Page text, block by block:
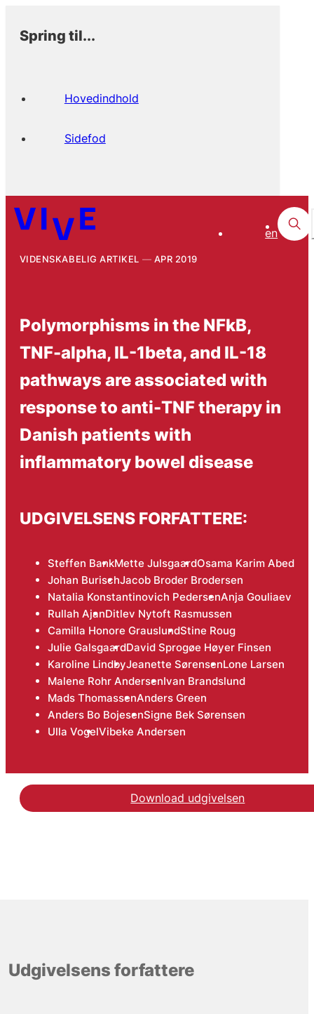
Spring til...
Hovedindhold
Sidefod
en
VIDENSKABELIG ARTIKEL APR 2019
Polymorphisms in the NFkB,
TNF-alpha, IL-1beta, and IL-18
pathways are associated with
response to anti-TNF therapy in
Danish patients with
inflammatory bowel disease
UDGIVELSENS FORFATTERE:
Steffen BankMette JulsgaardOsama Karim Abed
Johan BurischJacob Broder Brodersen
Natalia Konstantinovich PedersenAnja Gouliaev
Rullah AjanDitlev Nytoft Rasmussen
Camilla Honore GrauslundStine Roug
Julie GalsgaardDavid Sprogøe Høyer Finsen
Karoline LindbyJeanette SørensenLone Larsen
Malene Rohr AndersenIvan Brandslund
Mads ThomassenAnders Green
Anders Bo BojesenSigne Bek Sørensen
Ulla VogelVibeke Andersen
Download udgivelsen
Læs den
Udgivelsens forfattere